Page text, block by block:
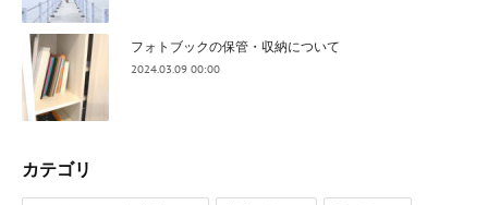
フォトブックの保管・収納について
2024.03.09 00:00
カテゴリ